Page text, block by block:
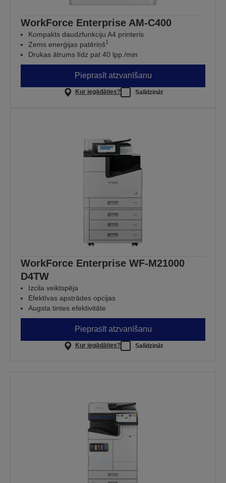
WorkForce Enterprise​ AM-C400
Kompakts daudzfunkciju A4 printeris
Zems enerģijas patēriņš1
Drukas ātrums līdz pat 40 lpp./min
Pieprasīt atzvanīšanu
Kur iegādāties? Salīdzināt
WorkForce Enterprise WF-M21000
D4TW
Izcila veiktspēja
Efektīvas apstrādes opcijas
Augsta tintes efektivitāte
Pieprasīt atzvanīšanu
Kur iegādāties? Salīdzināt